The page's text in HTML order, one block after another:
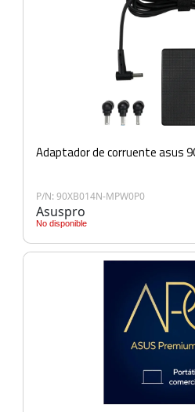
Adaptador de corruente asus
P/N: 90XB014N-MPW0P0
Asuspro
No disponible